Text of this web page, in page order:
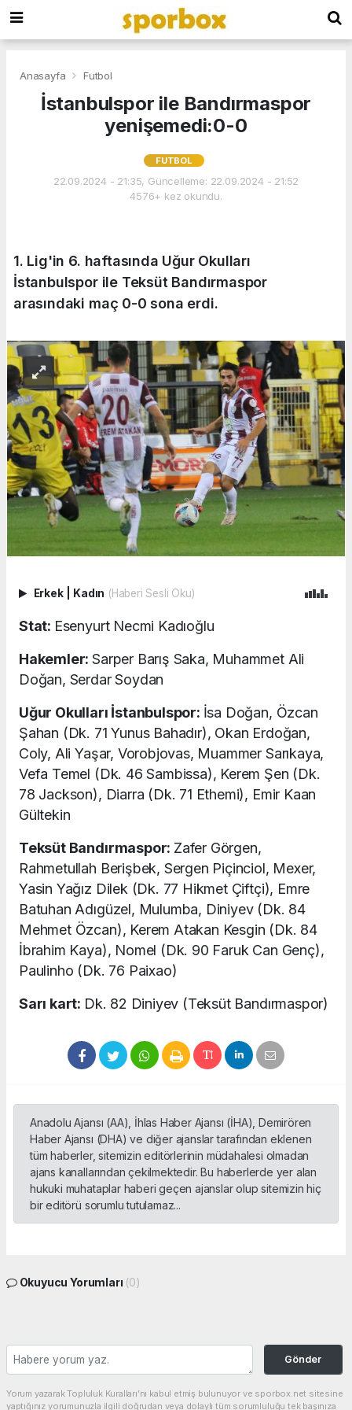
Anasayfa Futbol
İstanbulspor ile Bandırmaspor
yenişemedi:0-0
FUTBOL
22.09.2024 - 21:35, Güncelleme: 22.09.2024 - 21:52
4576+ kez okundu.
1. Lig'in 6. haftasında Uğur Okulları
İstanbulspor ile Teksüt Bandırmaspor
arasındaki maç 0-0 sona erdi.
Erkek Kadın (Haberi Sesli Oku)
Stat: Esenyurt Necmi Kadıoğlu
Hakemler:Sarper Barış Saka, Muhammet Ali
Doğan, Serdar Soydan
Uğur Okulları İstanbulspor: İsa Doğan, Özcan
Şahan (Dk. 71 Yunus Bahadır), Okan Erdoğan,
Coly, Ali Yaşar, Vorobjovas, Muammer Sarıkaya,
Vefa Temel (Dk. 46 Sambissa), Kerem Şen (Dk.
78 Jackson), Diarra (Dk. 71 Ethemi), Emir Kaan
Gültekin
Teksüt Bandırmaspor: Zafer Görgen,
Rahmetullah Berişbek, Sergen Piçinciol, Mexer,
Yasin Yağız Dilek (Dk. 77 Hikmet Çiftçi), Emre
Batuhan Adıgüzel, Mulumba, Diniyev (Dk. 84
Mehmet Özcan), Kerem Atakan Kesgin (Dk. 84
İbrahim Kaya), Nomel (Dk. 90 Faruk Can Genç),
Paulinho (Dk. 76 Paixao)
Sarı kart: Dk. 82 Diniyev (Teksüt Bandırmaspor)
Anadolu Ajansı (AA), İhlas Haber Ajansı (İHA), Demirören
Haber Ajansı (DHA) ve diğer ajanslar tarafından eklenen
tüm haberler, sitemizin editörlerinin müdahalesi olmadan
ajans kanallarından çekilmektedir. Bu haberlerde yer alan
hukuki muhataplar haberi geçen ajanslar olup sitemizin hiç
bir editörü sorumlu tutulamaz...
Okuyucu Yorumları (0)
Gönder
Yorum yazarak Topluluk Kuralları’nı kabul etmiş bulunuyor ve sporbox.net sitesine
yaptığınız yorumunuzla ilgili doğrudan veya dolaylı tüm sorumluluğu tek başınıza